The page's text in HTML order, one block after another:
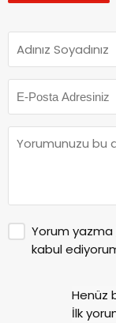
Yorum yazma
kabul
Henüz
İlk